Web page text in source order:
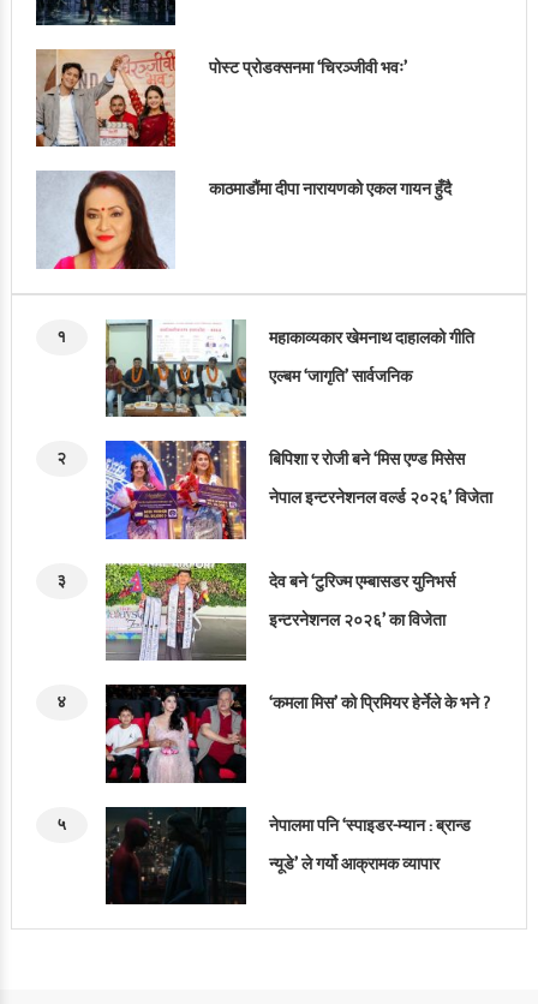
पोस्ट प्रोडक्सनमा ‘चिरञ्जीवी भवः’
काठमाडौंमा दीपा नारायणको एकल गायन हुँदै
१
महाकाव्यकार खेमनाथ दाहालको गीति
एल्बम ‘जागृति’ सार्वजनिक
२
बिपिशा र रोजी बने ‘मिस एण्ड मिसेस
नेपाल इन्टरनेशनल वर्ल्ड २०२६’ विजेता
३
देव बने ‘टुरिज्म एम्बासडर युनिभर्स
इन्टरनेशनल २०२६’ का विजेता
४ ‘कमला मिस’ को प्रिमियर हेर्नेले के भने ?
५
नेपालमा पनि ‘स्पाइडर-म्यान : ब्रान्ड
न्यूडे’ ले गर्यो आक्रामक व्यापार